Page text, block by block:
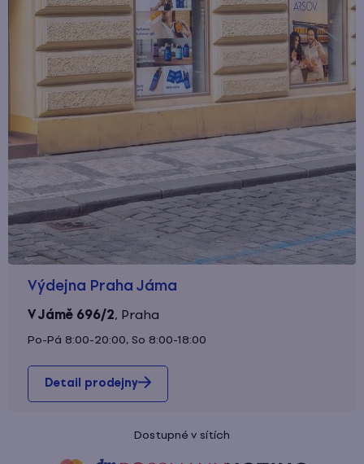
Výdejna Praha Jáma
V Jámě 696/2, Praha
Po-Pá 8:00-20:00, So 8:00-18:00
Detail prodejny
Dostupné v sítích